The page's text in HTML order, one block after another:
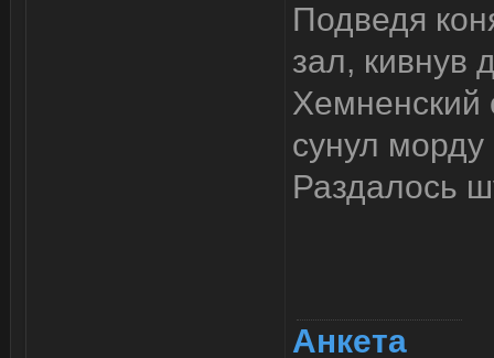
Подведя
зал, кивнув
Хемненский
сунул
Раздалось
Анкета